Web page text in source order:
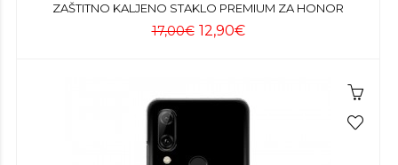
ZAŠTITNO KALJENO STAKLO PREMIUM ZA HONOR
17,00€ 12,90€